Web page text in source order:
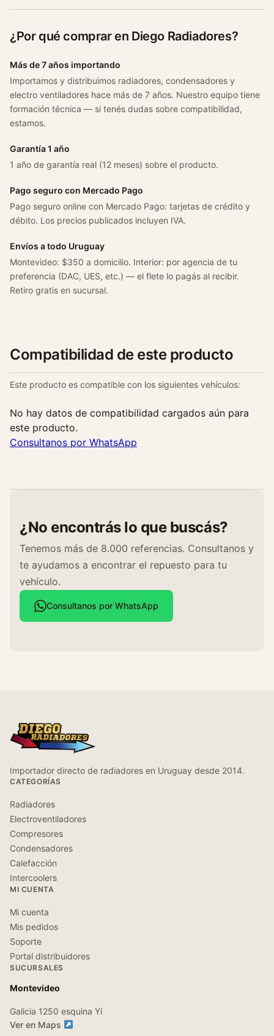
¿Por qué comprar en Diego Radiadores?
Más de 7 años importando
Importamos y distribuimos radiadores, condensadores y
electro ventiladores hace más de 7 años. Nuestro equipo tiene
formación técnica — si tenés dudas sobre compatibilidad,
estamos.
Garantía 1 año
1 año de garantía real (12 meses) sobre el producto.
Pago seguro con Mercado Pago
Pago seguro online con Mercado Pago: tarjetas de crédito y
débito. Los precios publicados incluyen IVA.
Envíos a todo Uruguay
Montevideo: $350 a domicilio. Interior: por agencia de tu
preferencia (DAC, UES, etc.) — el flete lo pagás al recibir.
Retiro gratis en sucursal.
Compatibilidad de este producto
Este producto es compatible con los siguientes vehículos:
No hay datos de compatibilidad cargados aún para
este producto.
Consultanos por WhatsApp
¿No encontrás lo que buscás?
Tenemos más de 8.000 referencias. Consultanos y
te ayudamos a encontrar el repuesto para tu
vehículo.
Consultanos por WhatsApp
Importador directo de radiadores en Uruguay desde 2014.
CATEGORÍAS
Radiadores
Electroventiladores
Compresores
Condensadores
Calefacción
Intercoolers
MI CUENTA
Mi cuenta
Mis pedidos
Soporte
Portal distribuidores
SUCURSALES
Montevideo
Galicia 1250 esquina Yí
Ver en Maps